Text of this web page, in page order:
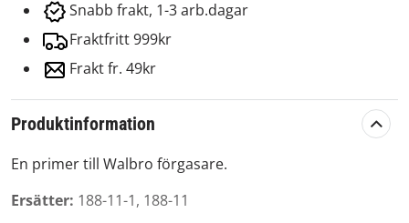
Snabb frakt, 1-3 arb.dagar
Fraktfritt 999kr
Frakt fr. 49kr
Produktinformation
En primer till Walbro förgasare.
Ersätter: 188-11-1, 188-11